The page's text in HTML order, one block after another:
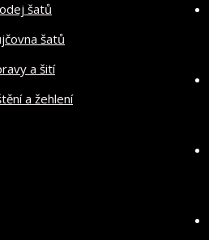
šatů
šatů
a šití
a žehlení